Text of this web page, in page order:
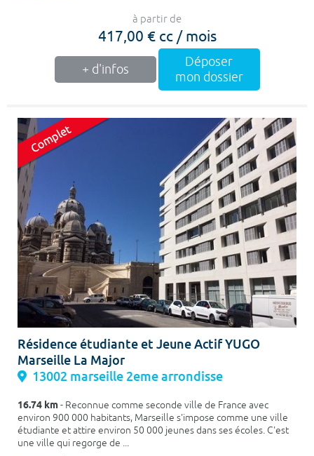
à partir de
417,00 € cc / mois
+ d'infos
Déposer
mon dossier
Résidence étudiante et Jeune Actif YUGO
Marseille La Major
13002 marseille 2eme arrondisse
16.74 km- Reconnue comme seconde ville de France avec
environ 900 000 habitants, Marseille s'impose comme une ville
étudiante et attire environ 50 000 jeunes dans ses écoles. C'est
une ville qui regorge de ...